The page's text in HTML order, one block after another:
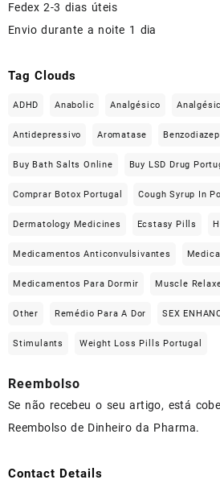
Fedex 2-3 dias úteis
Envio durante a noite 1 dia
Tag Clouds
ADHD Anabolic Analgésico
Antidepressivo Aromatase
Buy Bath Salts Online Buy LSD Drug
Comprar Botox Portugal Cough Syrup In
Dermatology Medicines Ecstasy Pills
Medicamentos Anticonvulsivantes
Medicamentos Para Dormir Muscle
Other Remédio Para A Dor SEX
Stimulants Weight Loss Pills Portugal
Reembolso
Se não recebeu o seu artigo, está
Reembolso de Dinheiro da Pharma.
Contact Details